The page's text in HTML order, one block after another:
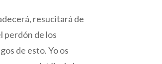
resucitará de
perdón de los
de esto. Yo os